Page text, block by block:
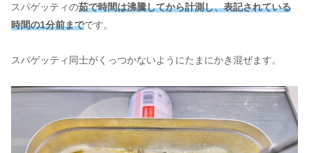
スパゲッティの茹で時間は沸騰してから計測し、表記されている
時間の1分前までです。
スパゲッティ同士がくっつかないようにたまにかき混ぜます。